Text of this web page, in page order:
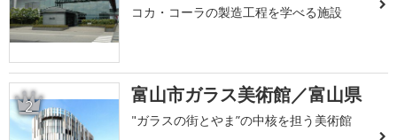
コカ・コーラの製造工程を学べる施設
2 富山市ガラス美術館／富山県
"ガラスの街とやま”の中核を担う美術館